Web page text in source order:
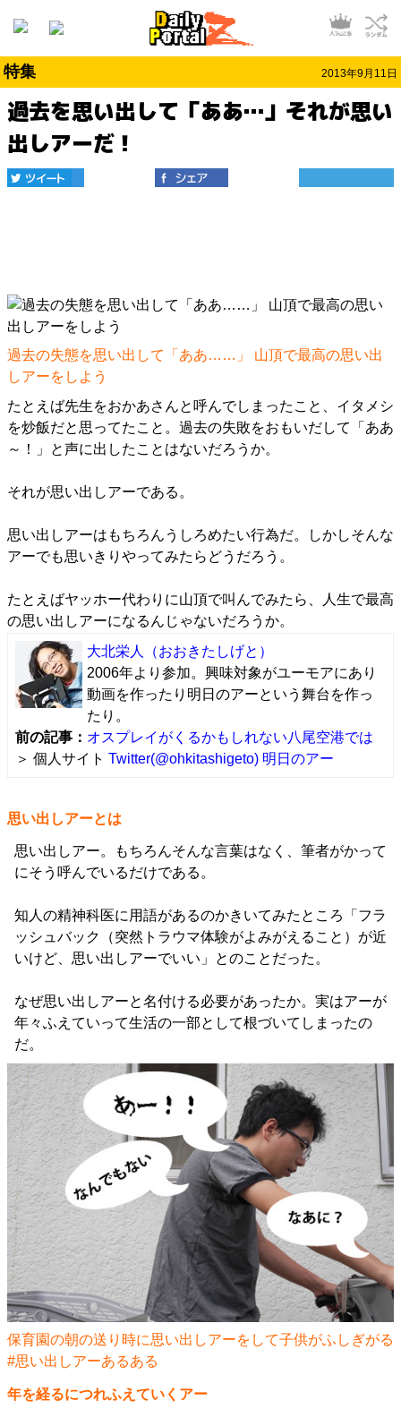
特集 2013年9月11日
過去を思い出して「ああ…」それが思い
出しアーだ！
過去の失態を思い出して「ああ……」 山頂で最高の思い出
しアーをしよう
たとえば先生をおかあさんと呼んでしまったこと、イタメシ
を炒飯だと思ってたこと。過去の失敗をおもいだして「ああ
～！」と声に出したことはないだろうか。
それが思い出しアーである。
思い出しアーはもちろんうしろめたい行為だ。しかしそんな
アーでも思いきりやってみたらどうだろう。
たとえばヤッホー代わりに山頂で叫んでみたら、人生で最高
の思い出しアーになるんじゃないだろうか。
大北栄人
（おおきたしげと）
2006年より参加。興味対象がユーモアにあり
動画を作ったり明日のアーという舞台を作っ
たり。
前の記事： オスプレイがくるかもしれない八尾空港では
＞ 個人サイト Twitter(@ohkitashigeto) 明日のアー
思い出しアーとは
思い出しアー。もちろんそんな言葉はなく、筆者がかって
にそう呼んでいるだけである。
知人の精神科医に用語があるのかきいてみたところ「フラ
ッシュバック（突然トラウマ体験がよみがえること）が近
いけど、思い出しアーでいい」とのことだった。
なぜ思い出しアーと名付ける必要があったか。実はアーが
年々ふえていって生活の一部として根づいてしまったの
だ。
保育園の朝の送り時に思い出しアーをして子供がふしぎがる
#思い出しアーあるある
年を経るにつれふえていくアー